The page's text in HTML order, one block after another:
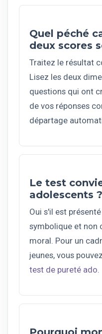
Quel péché
deux scores
Traitez le résultat
Lisez les deux
questions qui ont
de vos réponses
départage
Le test
adolescents ?
Oui s'il est
symbolique et non
moral. Pour un
jeunes, vous
test de pureté ado